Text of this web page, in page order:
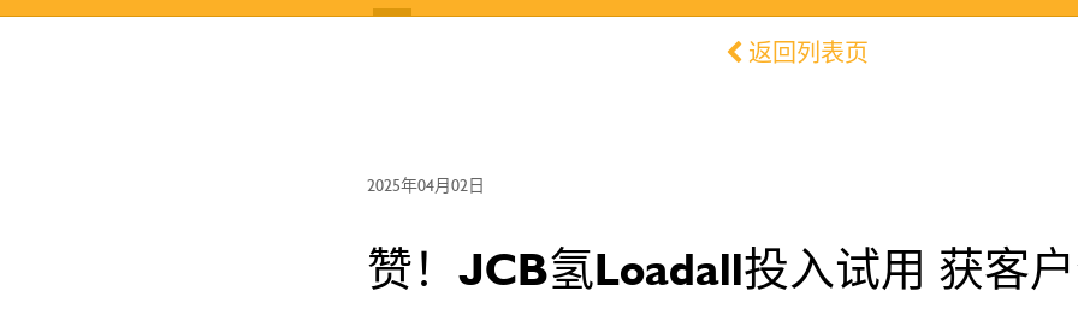
返回列表页
2025年04月02日
赞！JCB氢Loadall投入试用 获客